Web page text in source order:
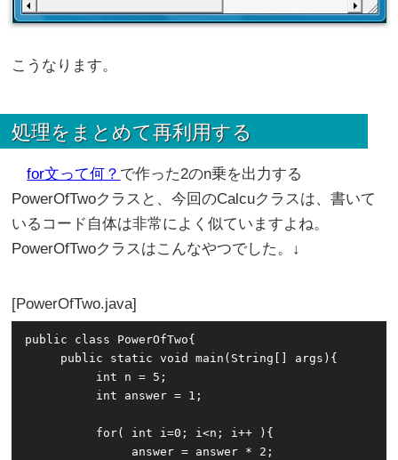
こうなります。
処理をまとめて再利用する
for文って何？ で作った2のn乗を出力する
PowerOfTwoクラスと、今回のCalcuクラスは、書いて
いるコード自体は非常によく似ていますよね。
PowerOfTwoクラスはこんなやつでした。↓
PowerOfTwo.java
public class PowerOfTwo{
     public static void main(String[] args){
          int n = 5;
          int answer = 1;
          for( int i=0; i<n; i++ ){
               answer = answer * 2;